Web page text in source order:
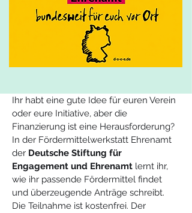
Ihr habt eine gute Idee für euren Verein
oder eure Initiative, aber die
Finanzierung ist eine Herausforderung?
In der Fördermittelwerkstatt Ehrenamt
der Deutsche Stiftung für
Engagement und Ehrenamt lernt ihr,
wie ihr passende Fördermittel findet
und überzeugende Anträge schreibt.
Die Teilnahme ist kostenfrei. Der